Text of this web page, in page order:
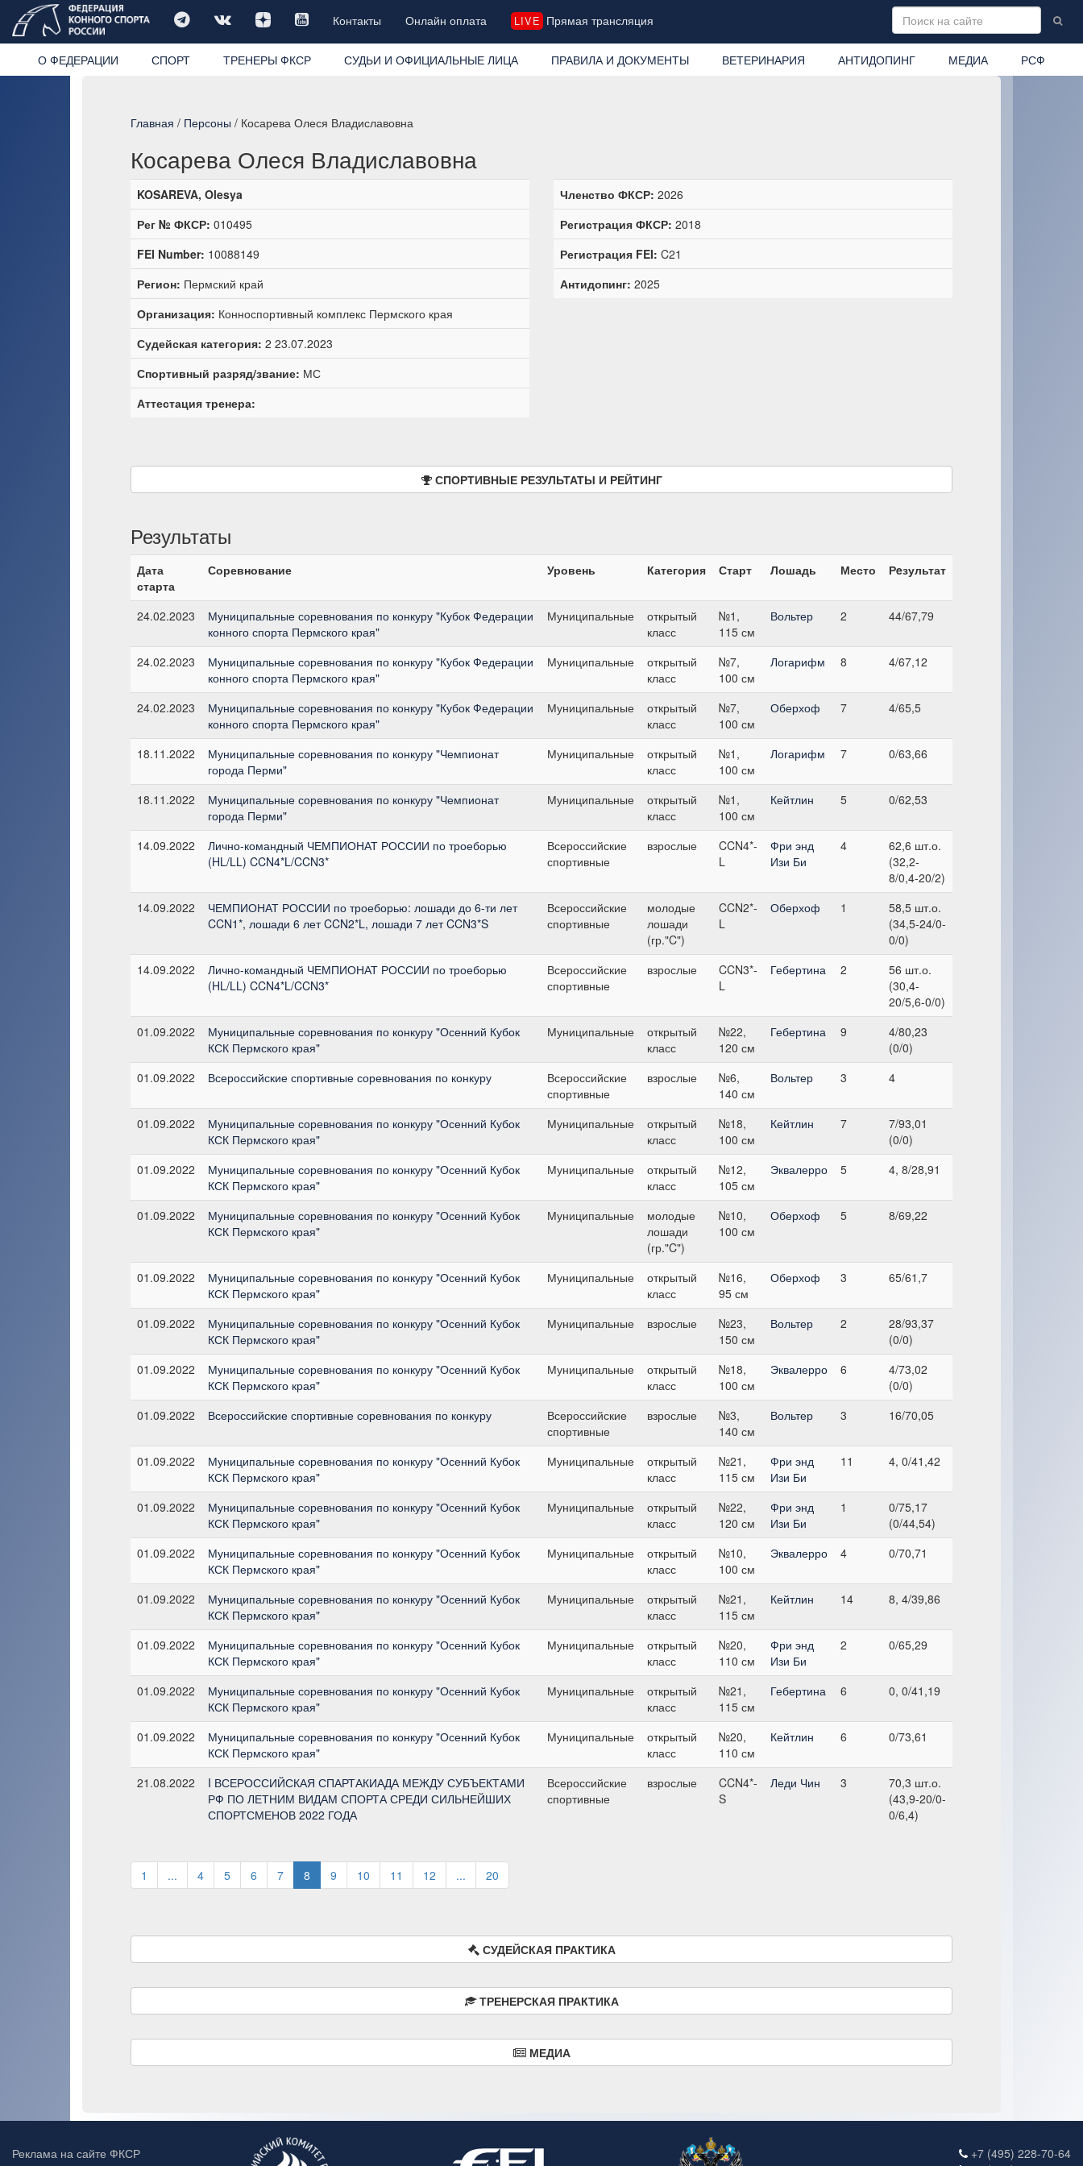
Контакты Онлайн оплата LIVE Прямая трансляция
О ФЕДЕРАЦИИ СПОРТ ТРЕНЕРЫ ФКСР СУДЬИ И ОФИЦИАЛЬНЫЕ ЛИЦА ПРАВИЛА И ДОКУМЕНТЫ ВЕТЕРИНАРИЯ АНТИДОПИНГ МЕДИА РСФ
Главная / Персоны / Косарева Олеся Владиславовна
Косарева Олеся Владиславовна
KOSAREVA, Olesya
Рег № ФКСР: 010495
FEI Number: 10088149
Регион: Пермский край
Организация: Конноспортивный комплекс Пермского края
Судейская категория: 2 23.07.2023
Спортивный разряд/звание: МС
Аттестация тренера:
Членство ФКСР: 2026
Регистрация ФКСР: 2018
Регистрация FEI: C21
Антидопинг: 2025
СПОРТИВНЫЕ РЕЗУЛЬТАТЫ И РЕЙТИНГ
Результаты
Дата
старта
Соревнование Уровень Категория Старт Лошадь Место Рeзультат
24.02.2023
Муниципальные соревнования по конкуру "Кубок Федерации
конного спорта Пермского края"
Муниципальные
открытый
класс
№1,
115 см
Вольтер 2 44/67,79
24.02.2023
Муниципальные соревнования по конкуру "Кубок Федерации
конного спорта Пермского края"
Муниципальные
открытый
класс
№7,
100 см
Логарифм 8 4/67,12
24.02.2023
Муниципальные соревнования по конкуру "Кубок Федерации
конного спорта Пермского края"
Муниципальные
открытый
класс
№7,
100 см
Оберхоф 7 4/65,5
18.11.2022
Муниципальные соревнования по конкуру "Чемпионат
города Перми"
Муниципальные
открытый
класс
№1,
100 см
Логарифм 7 0/63,66
18.11.2022
Муниципальные соревнования по конкуру "Чемпионат
города Перми"
Муниципальные
открытый
класс
№1,
100 см
Кейтлин 5 0/62,53
14.09.2022
Лично-командный ЧЕМПИОНАТ РОССИИ по троеборью
(HL/LL) CCN4*L/CCN3*
Всероссийские
спортивные
взрослые
CCN4*-
L
Фри энд
Изи Би
4
62,6 шт.о.
(32,2-
8/0,4-20/2)
14.09.2022
ЧЕМПИОНАТ РОССИИ по троеборью: лошади до 6-ти лет
CCN1*, лошади 6 лет CCN2*L, лошади 7 лет CCN3*S
Всероссийские
спортивные
молодые
лошади
(гр."C")
CCN2*-
L
Оберхоф 1
58,5 шт.о.
(34,5-24/0-
0/0)
14.09.2022
Лично-командный ЧЕМПИОНАТ РОССИИ по троеборью
(HL/LL) CCN4*L/CCN3*
Всероссийские
спортивные
взрослые
CCN3*-
L
Гебертина 2
56 шт.о.
(30,4-
20/5,6-0/0)
01.09.2022
Муниципальные соревнования по конкуру "Осенний Кубок
КСК Пермского края"
Муниципальные
открытый
класс
№22,
120 см
Гебертина 9
4/80,23
(0/0)
01.09.2022
Всероссийские спортивные соревнования по конкуру
Всероссийские
спортивные
взрослые
№6,
140 см
Вольтер 3 4
01.09.2022
Муниципальные соревнования по конкуру "Осенний Кубок
КСК Пермского края"
Муниципальные
открытый
класс
№18,
100 см
Кейтлин 7
7/93,01
(0/0)
01.09.2022
Муниципальные соревнования по конкуру "Осенний Кубок
КСК Пермского края"
Муниципальные
открытый
класс
№12,
105 см
Эквалерро 5 4, 8/28,91
01.09.2022
Муниципальные соревнования по конкуру "Осенний Кубок
КСК Пермского края"
Муниципальные
молодые
лошади
(гр."C")
№10,
100 см
Оберхоф 5 8/69,22
01.09.2022
Муниципальные соревнования по конкуру "Осенний Кубок
КСК Пермского края"
Муниципальные
открытый
класс
№16,
95 см
Оберхоф 3 65/61,7
01.09.2022
Муниципальные соревнования по конкуру "Осенний Кубок
КСК Пермского края"
Муниципальные взрослые
№23,
150 см
Вольтер 2
28/93,37
(0/0)
01.09.2022
Муниципальные соревнования по конкуру "Осенний Кубок
КСК Пермского края"
Муниципальные
открытый
класс
№18,
100 см
Эквалерро 6
4/73,02
(0/0)
01.09.2022
Всероссийские спортивные соревнования по конкуру
Всероссийские
спортивные
взрослые
№3,
140 см
Вольтер 3 16/70,05
01.09.2022
Муниципальные соревнования по конкуру "Осенний Кубок
КСК Пермского края"
Муниципальные
открытый
класс
№21,
115 см
Фри энд
Изи Би
11 4, 0/41,42
01.09.2022
Муниципальные соревнования по конкуру "Осенний Кубок
КСК Пермского края"
Муниципальные
открытый
класс
№22,
120 см
Фри энд
Изи Би
1
0/75,17
(0/44,54)
01.09.2022
Муниципальные соревнования по конкуру "Осенний Кубок
КСК Пермского края"
Муниципальные
открытый
класс
№10,
100 см
Эквалерро 4 0/70,71
01.09.2022
Муниципальные соревнования по конкуру "Осенний Кубок
КСК Пермского края"
Муниципальные
открытый
класс
№21,
115 см
Кейтлин 14 8, 4/39,86
01.09.2022
Муниципальные соревнования по конкуру "Осенний Кубок
КСК Пермского края"
Муниципальные
открытый
класс
№20,
110 см
Фри энд
Изи Би
2 0/65,29
01.09.2022
Муниципальные соревнования по конкуру "Осенний Кубок
КСК Пермского края"
Муниципальные
открытый
класс
№21,
115 см
Гебертина 6 0, 0/41,19
01.09.2022
Муниципальные соревнования по конкуру "Осенний Кубок
КСК Пермского края"
Муниципальные
открытый
класс
№20,
110 см
Кейтлин 6 0/73,61
21.08.2022
I ВСЕРОССИЙСКАЯ СПАРТАКИАДА МЕЖДУ СУБЪЕКТАМИ
РФ ПО ЛЕТНИМ ВИДАМ СПОРТА СРЕДИ СИЛЬНЕЙШИХ
СПОРТСМЕНОВ 2022 ГОДА
Всероссийские
спортивные
взрослые
CCN4*-
S
Леди Чин 3
70,3 шт.о.
(43,9-20/0-
0/6,4)
1 ... 4 5 6 7 8 9 10 11 12 ... 20
СУДЕЙСКАЯ ПРАКТИКА
ТРЕНЕРСКАЯ ПРАКТИКА
МЕДИА
Реклама на сайте ФКСР
+7 (495) 228-70-64